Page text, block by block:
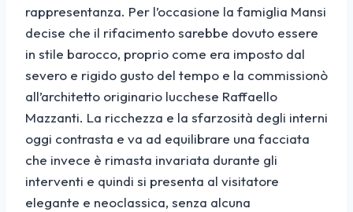
rappresentanza. Per l’occasione la famiglia Mansi
decise che il rifacimento sarebbe dovuto essere
in stile barocco, proprio come era imposto dal
severo e rigido gusto del tempo e la commissionò
all’architetto originario lucchese Raffaello
Mazzanti. La ricchezza e la sfarzosità degli interni
oggi contrasta e va ad equilibrare una facciata
che invece è rimasta invariata durante gli
interventi e quindi si presenta al visitatore
elegante e neoclassica, senza alcuna